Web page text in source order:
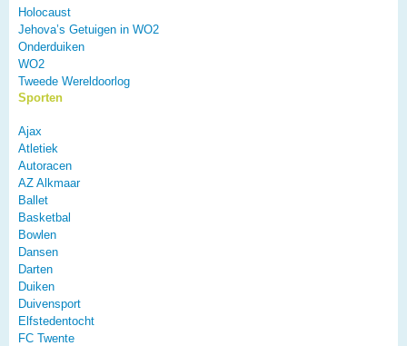
Holocaust
Jehova’s Getuigen in WO2
Onderduiken
WO2
Tweede Wereldoorlog
Sporten
Ajax
Atletiek
Autoracen
AZ Alkmaar
Ballet
Basketbal
Bowlen
Dansen
Darten
Duiken
Duivensport
Elfstedentocht
FC Twente